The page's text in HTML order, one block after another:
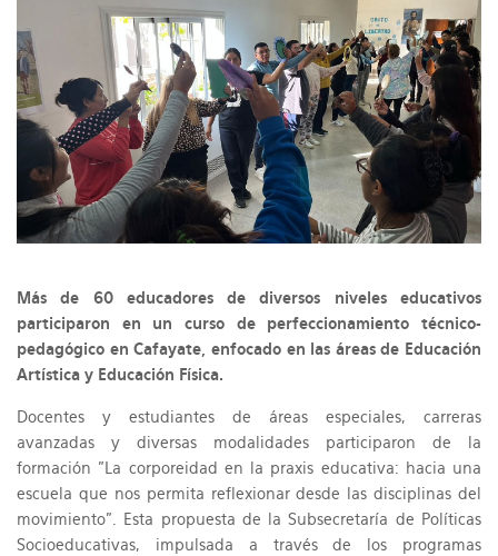
Más de 60 educadores de diversos niveles educativos
participaron en un curso de perfeccionamiento técnico-
pedagógico en Cafayate, enfocado en las áreas de Educación
Artística y Educación Física.
Docentes y estudiantes de áreas especiales, carreras
avanzadas y diversas modalidades participaron de la
formación "La corporeidad en la praxis educativa: hacia una
escuela que nos permita reflexionar desde las disciplinas del
movimiento". Esta propuesta de la Subsecretaría de Políticas
Socioeducativas, impulsada a través de los programas